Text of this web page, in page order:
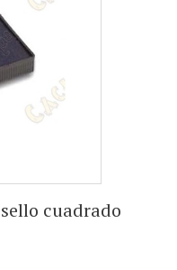
cuadrado